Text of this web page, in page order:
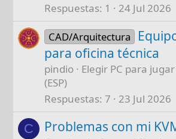
Respuestas 1 24 Jul 2026
CAD/Arquitectura
para oficina técnica
pindio
Elegir PC para
(ESP)
Respuestas 7 23 Jul 2026
C Problemas con mi